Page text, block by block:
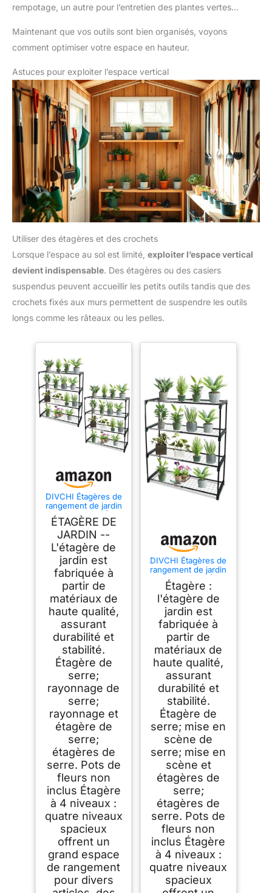
rempotage, un autre pour l’entretien des plantes vertes…
Maintenant que vos outils sont bien organisés, voyons
comment optimiser votre espace en hauteur.
Astuces pour exploiter l’espace vertical
Utiliser des étagères et des crochets
Lorsque l’espace au sol est limité, exploiter l’espace vertical
devient indispensable. Des étagères ou des casiers
suspendus peuvent accueillir les petits outils tandis que des
crochets fixés aux murs permettent de suspendre les outils
longs comme les râteaux ou les pelles.
DIVCHI Étagères de
rangement de jardin
à 4 niveaux |
Étagère pour serre |
Étagère pour abri de
jardin | Étagère pour
plantes | Étagère de
garage | Montage
facile sans outil (lot
de 2) (pots de fleurs
ÉTAGÈRE DE
JARDIN --
L'étagère de
jardin est
fabriquée à
partir de
matériaux de
haute qualité,
assurant
durabilité et
stabilité.
Étagère de
serre;
rayonnage de
serre;
rayonnage et
étagère de
serre;
étagères de
serre. Pots de
fleurs non
inclus Étagère
à 4 niveaux :
quatre niveaux
spacieux
offrent un
grand espace
de rangement
pour divers
DIVCHI Étagères de
rangement de jardin
à 4 niveaux |
Étagère pour serre |
Étagère pour abri de
jardin | Étagère pour
plantes | Étagère de
garage | Montage
facile sans outils
(pots de fleurs non
inclus
Étagère :
l'étagère de
jardin est
fabriquée à
partir de
matériaux de
haute qualité,
assurant
durabilité et
stabilité.
Étagère de
serre; mise en
scène de
serre; mise en
scène et
étagères de
serre;
étagères de
serre. Pots de
fleurs non
inclus Étagère
à 4 niveaux :
quatre niveaux
spacieux